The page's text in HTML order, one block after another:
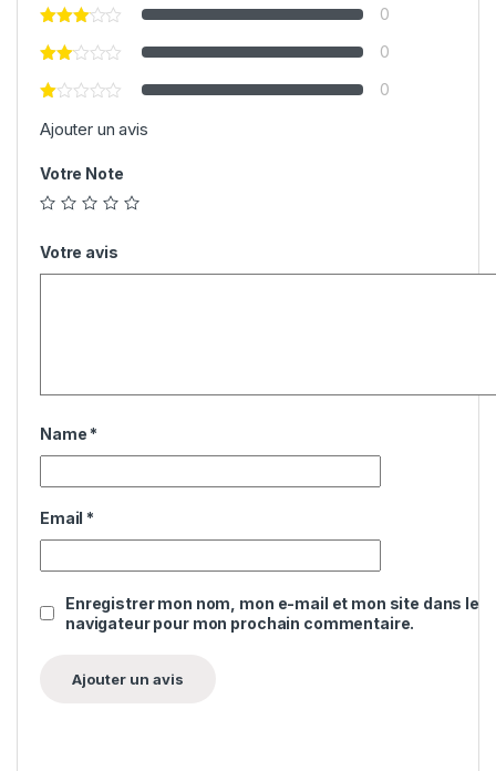
0
0
0
Ajouter un avis
Votre Note
Votre avis
Name *
Email *
Enregistrer mon nom, mon e-mail et mon site dans le
navigateur pour mon prochain commentaire.